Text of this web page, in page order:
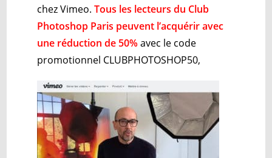
chez Vimeo.Tous les lecteurs du Club
Photoshop Paris peuvent l’acquérir avec
une réduction de 50%avec le code
promotionnel CLUBPHOTOSHOP50,